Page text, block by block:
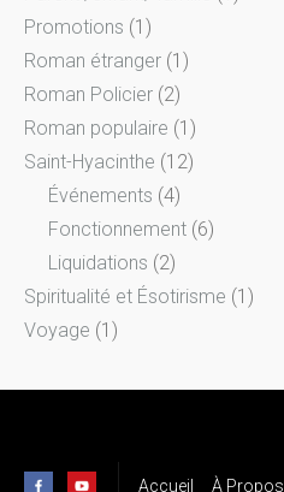
Promotions (1)
Roman étranger (1)
Roman Policier (2)
Roman populaire (1)
Saint-Hyacinthe (12)
Événements (4)
Fonctionnement (6)
Liquidations (2)
Spiritualité et Ésotirisme (1)
Voyage (1)
Accueil À Propos